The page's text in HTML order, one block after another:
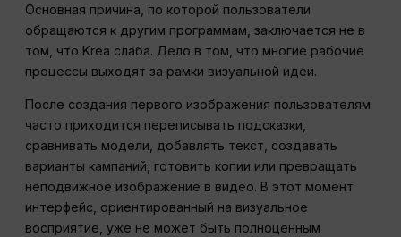
Основная причина, по которой пользователи
обращаются к другим программам, заключается не в
том, что Krea слаба. Дело в том, что многие рабочие
процессы выходят за рамки визуальной идеи.
После создания первого изображения пользователям
часто приходится переписывать подсказки,
сравнивать модели, добавлять текст, создавать
варианты кампаний, готовить копии или превращать
неподвижное изображение в видео. В этот момент
интерфейс, ориентированный на визуальное
восприятие, уже не может быть полноценным